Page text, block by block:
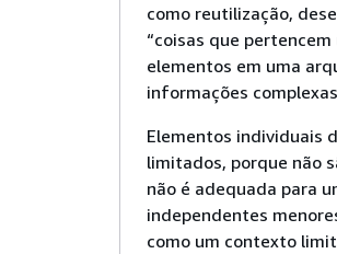
como reutilização,
“coisas que
elementos em uma
informações
Elementos individuais
limitados, porque não
não é adequada para
independentes
como um contexto